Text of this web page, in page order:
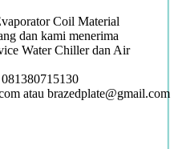
Coil Material
dan kami menerima
Water Chiller dan Air
atau brazedplate@gmail.com